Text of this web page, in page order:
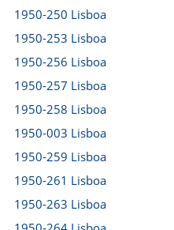
1950-250 Lisboa
1950-253 Lisboa
1950-256 Lisboa
1950-257 Lisboa
1950-258 Lisboa
1950-003 Lisboa
1950-259 Lisboa
1950-261 Lisboa
1950-263 Lisboa